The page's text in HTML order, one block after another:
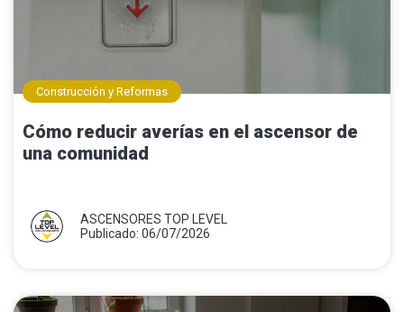
Construcción y Reformas
Cómo reducir averías en el ascensor de
una comunidad
ASCENSORES TOP LEVEL
Publicado: 06/07/2026